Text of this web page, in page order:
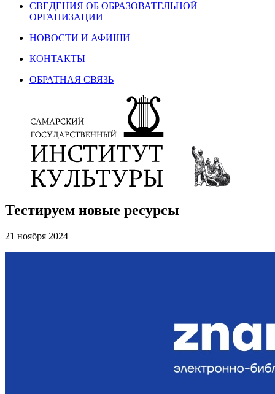
СВЕДЕНИЯ ОБ ОБРАЗОВАТЕЛЬНОЙ
ОРГАНИЗАЦИИ
НОВОСТИ И АФИШИ
КОНТАКТЫ
ОБРАТНАЯ СВЯЗЬ
Тестируем новые ресурсы
21 ноября 2024